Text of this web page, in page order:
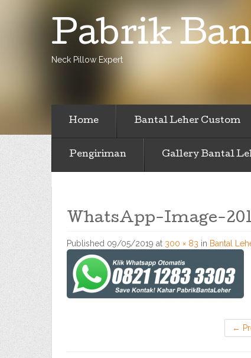
Pabrik
Neck Pillow Expert
Home Bantal Leher Custom
Pengiriman Gallery Bantal
WhatsApp-Image-
Published 09/05/2019 at 300 × 83 in Bantal
←